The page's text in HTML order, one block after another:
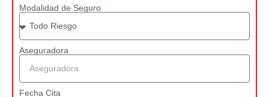
Modalidad de Seguro
Aseguradora
Fecha Cita